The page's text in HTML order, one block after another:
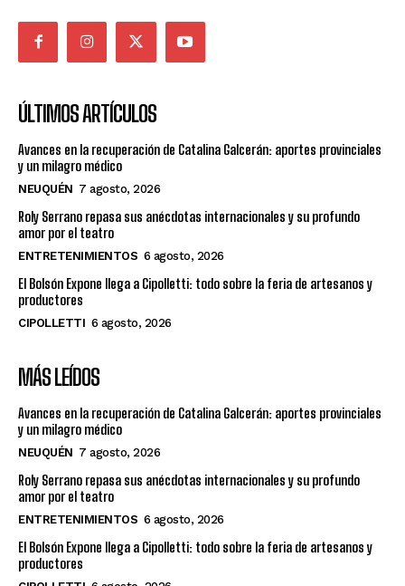
ÚLTIMOS ARTÍCULOS
Avances en la recuperación de Catalina Galcerán: aportes provinciales
y un milagro médico
NEUQUÉN 7 agosto, 2026
Roly Serrano repasa sus anécdotas internacionales y su profundo
amor por el teatro
ENTRETENIMIENTOS 6 agosto, 2026
El Bolsón Expone llega a Cipolletti: todo sobre la feria de artesanos y
productores
CIPOLLETTI 6 agosto, 2026
MÁS LEÍDOS
Avances en la recuperación de Catalina Galcerán: aportes provinciales
y un milagro médico
NEUQUÉN 7 agosto, 2026
Roly Serrano repasa sus anécdotas internacionales y su profundo
amor por el teatro
ENTRETENIMIENTOS 6 agosto, 2026
El Bolsón Expone llega a Cipolletti: todo sobre la feria de artesanos y
productores